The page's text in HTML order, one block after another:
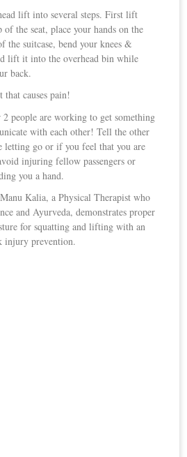
lift into several steps. First lift
of the seat, place your hands on the
the suitcase, bend your knees &
lift it into the overhead bin while
back.
causes pain!
people are working to get something
with each other! Tell the other
letting go or if you feel that you are
injuring fellow passengers or
you a hand.
Kalia, a Physical Therapist who
and Ayurveda, demonstrates proper
for squatting and lifting with an
injury prevention.